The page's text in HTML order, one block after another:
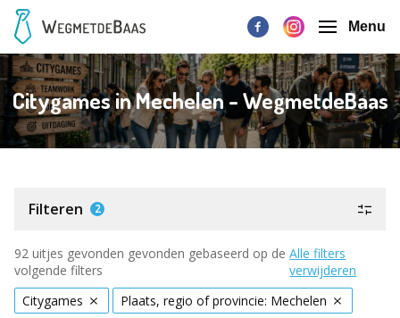
Menu
Citygames in Mechelen - WegmetdeBaas
Filteren 2
92 uitjes gevonden gevonden gebaseerd op de
volgende filters
Alle filters
verwijderen
Citygames
Plaats, regio of provincie: Mechelen